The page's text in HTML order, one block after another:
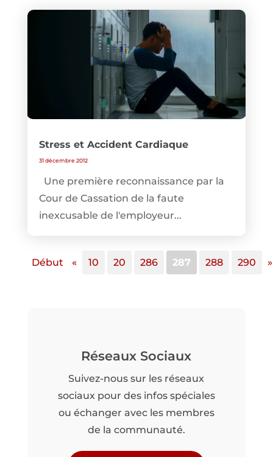
Stress et Accident Cardiaque
31 décembre 2012
Une première reconnaissance par la
Cour de Cassation de la faute
inexcusable de l'employeur...
Début « 10 20 286 287 288 290 »
Réseaux Sociaux
Suivez-nous sur les réseaux
sociaux pour des infos spéciales
ou échanger avec les membres
de la communauté.